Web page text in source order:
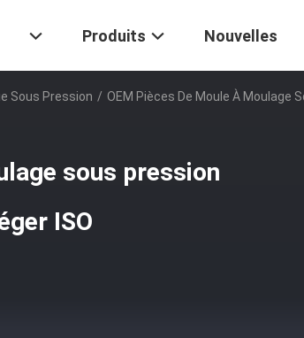
Produits Nouvelles
Sous Pression / OEM Pièces De Moule À Moulage
sous pression
ISO